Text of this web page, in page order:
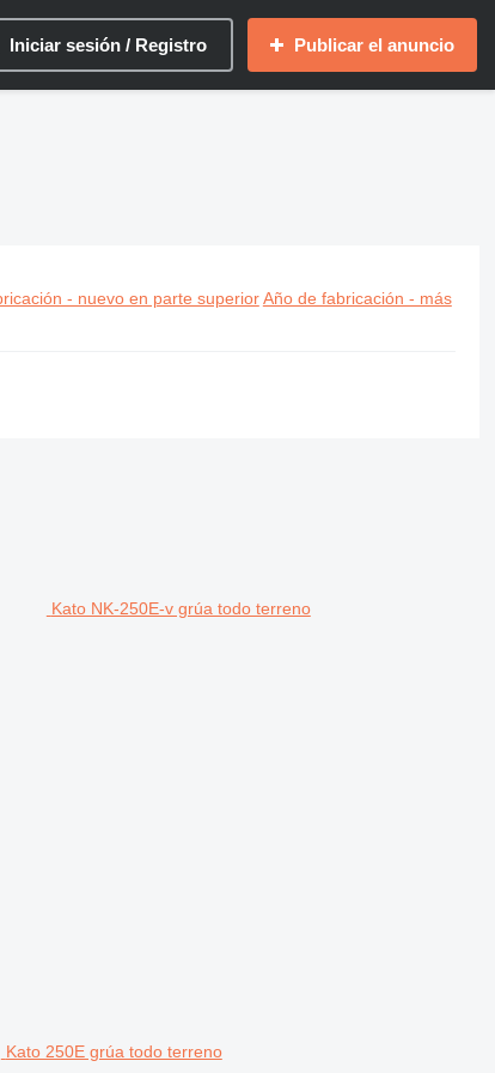
Iniciar sesión / Registro Publicar el anuncio
- nuevo en parte superior Año de fabricación - más
Kato NK-250E-v grúa todo terreno
Kato 250E grúa todo terreno